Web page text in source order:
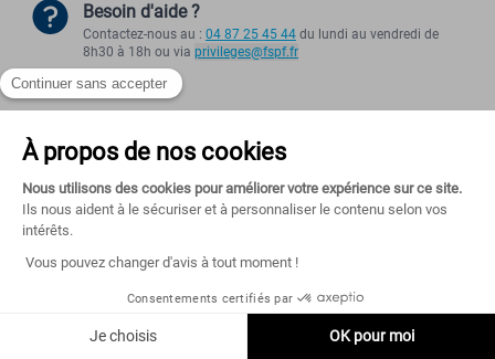
Besoin d'aide ?
Contactez-nous au : 04 87 25 45 44du lundi au vendredi de
8h30 à 18h ou via privileges@fspf.fr
Mentions légales Conditions Générales d'Utilisation